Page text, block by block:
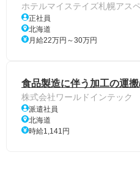
ホテルマイステイズ札幌アス
正社員
北海道
月給22万円～30万円
食品製造に伴う加工の運
株式会社ワールドインテック
派遣社員
北海道
時給1,141円